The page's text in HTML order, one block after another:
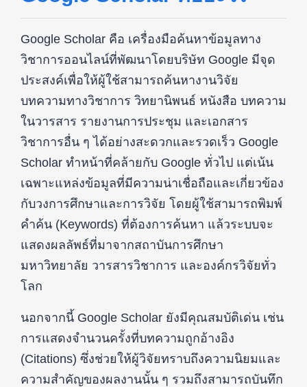
Google Scholar คือ เครื่องมือค้นหาข้อมูลทาง
วิชาการออนไลน์ที่พัฒนาโดยบริษัท Google มีจุด
ประสงค์เพื่อให้ผู้ใช้สามารถค้นหางานวิจัย
บทความทางวิชาการ วิทยานิพนธ์ หนังสือ บทความ
ในวารสาร รายงานการประชุม และเอกสาร
วิชาการอื่น ๆ ได้อย่างสะดวกและรวดเร็ว Google
Scholar ทำหน้าที่คล้ายกับ Google ทั่วไป แต่เน้น
เฉพาะแหล่งข้อมูลที่มีความน่าเชื่อถือและเกี่ยวข้อง
กับวงการศึกษาและการวิจัย โดยผู้ใช้สามารถพิมพ์
คำค้น (Keywords) ที่ต้องการค้นหา แล้วระบบจะ
แสดงผลลัพธ์ที่มาจากสถาบันการศึกษา
มหาวิทยาลัย วารสารวิชาการ และองค์กรวิจัยทั่ว
โลก
นอกจากนี้ Google Scholar ยังมีคุณสมบัติเด่น เช่น
การแสดงจำนวนครั้งที่บทความถูกอ้างอิง
(Citations) ซึ่งช่วยให้ผู้วิจัยทราบถึงความนิยมและ
ความสำคัญของผลงานนั้น ๆ รวมถึงสามารถบันทึก